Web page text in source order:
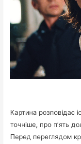
Картина розповідає
точніше, про п’ять
Перед переглядом